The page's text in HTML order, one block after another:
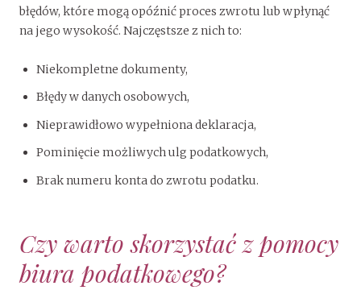
błędów, które mogą opóźnić proces zwrotu lub wpłynąć
na jego wysokość. Najczęstsze z nich to:
Niekompletne dokumenty,
Błędy w danych osobowych,
Nieprawidłowo wypełniona deklaracja,
Pominięcie możliwych ulg podatkowych,
Brak numeru konta do zwrotu podatku.
Czy warto skorzystać z pomocy
biura podatkowego?